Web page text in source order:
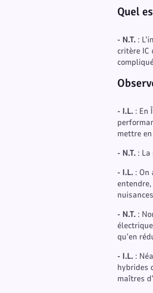
Quel
- N.T.:
critère IC
- I.L.: En
mettre
- N.T. :
- I.L.: On
- N.T.:
qu’en
- I.L.:
hybrides
maîtres